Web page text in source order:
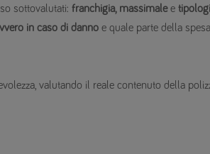
sottovalutati: franchigia, massimalee
in caso di dannoe quale parte della spesa
valutando il reale contenuto della